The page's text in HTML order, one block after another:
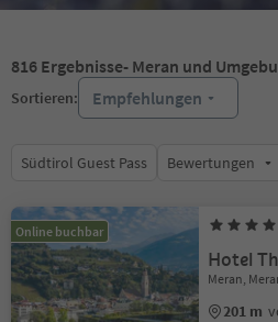
816 Ergebnisse- Meran und
Sortieren: Empfehlungen
Südtirol Guest Pass Bewertungen
Online buchbar
Hotel
Meran,
201 m